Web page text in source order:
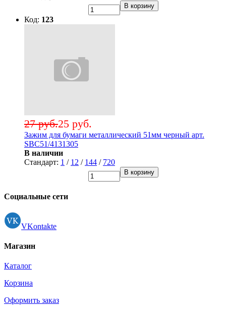
В корзину
Код: 123
25 руб.
27 руб.
Зажим для бумаги металлический 51мм черный арт.
SBC51/4131305
В наличии
Стандарт: 1 / 12 / 144 / 720
В корзину
Социальные сети
VKontakte
Магазин
Каталог
Корзина
Оформить заказ